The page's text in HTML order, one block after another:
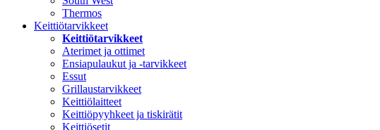
Thermos
Keittiötarvikkeet
Keittiötarvikkeet
Aterimet ja ottimet
Ensiapulaukut ja -tarvikkeet
Essut
Grillaustarvikkeet
Keittiölaitteet
Keittiöpyyhkeet ja tiskirätit
Keittiösetit